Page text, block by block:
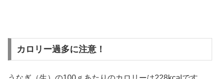
カロリー過多に注意！